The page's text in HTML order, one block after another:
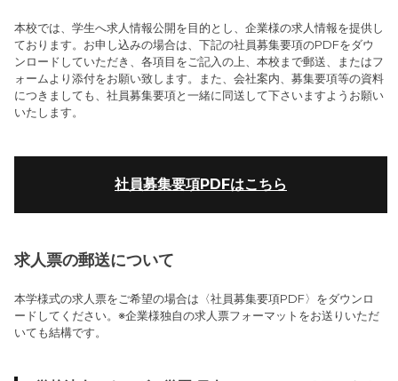
本校では、学生へ求人情報公開を目的とし、企業様の求人情報を提供し
ております。お申し込みの場合は、下記の社員募集要項のPDFをダウ
ンロードしていただき、各項目をご記入の上、本校まで郵送、またはフ
ォームより添付をお願い致します。また、会社案内、募集要項等の資料
につきましても、社員募集要項と一緒に同送して下さいますようお願い
いたします。
社員募集要項PDFはこちら
求人票の郵送について
本学様式の求人票をご希望の場合は〈社員募集要項PDF〉をダウンロ
ードしてください。※企業様独自の求人票フォーマットをお送りいただ
いても結構です。